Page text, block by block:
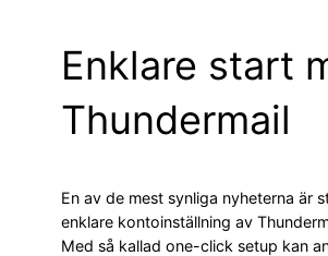
Enklare start
Thundermail
En av de mest synliga nyheterna är
enklare kontoinställning av
Med så kallad one-click setup kan